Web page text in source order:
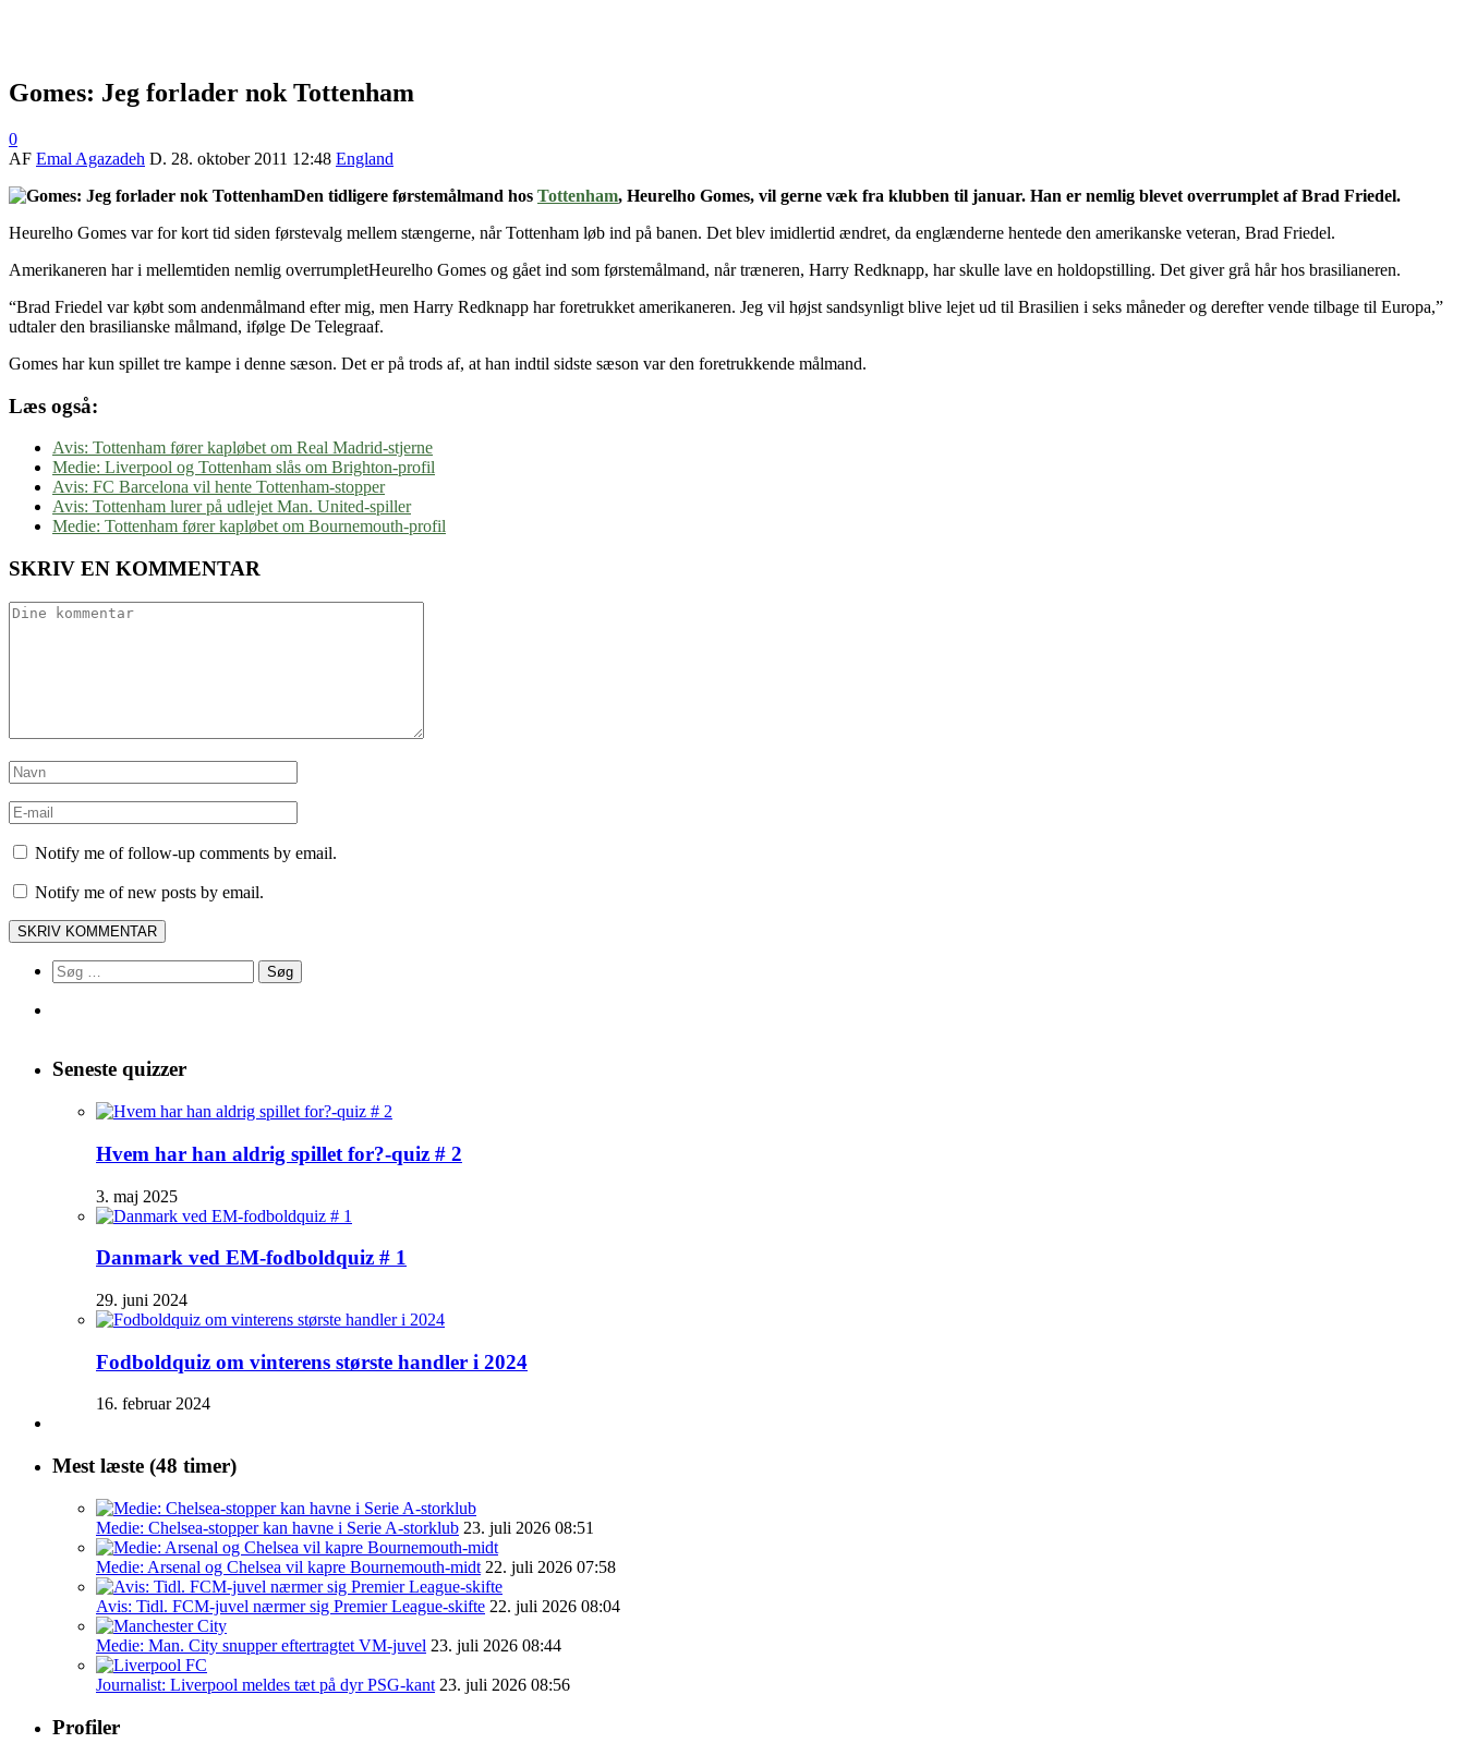
Gomes: Jeg forlader nok Tottenham
0
AF Emal Agazadeh D. 28. oktober 2011 12:48 England
Den tidligere førstemålmand hos Tottenham, Heurelho Gomes, vil gerne væk fra klubben til januar. Han er nemlig blevet overrumplet af Brad Friedel.
Heurelho Gomes var for kort tid siden førstevalg mellem stængerne, når Tottenham løb ind på banen. Det blev imidlertid ændret, da englænderne hentede den amerikanske veteran, Brad Friedel.
Amerikaneren har i mellemtiden nemlig overrumpletHeurelho Gomes og gået ind som førstemålmand, når træneren, Harry Redknapp, har skulle lave en holdopstilling. Det giver grå hår hos brasilianeren.
“Brad Friedel var købt som andenmålmand efter mig, men Harry Redknapp har foretrukket amerikaneren. Jeg vil højst sandsynligt blive lejet ud til Brasilien i seks måneder og derefter vende tilbage til Europa,”
udtaler den brasilianske målmand, ifølge De Telegraaf.
Gomes har kun spillet tre kampe i denne sæson. Det er på trods af, at han indtil sidste sæson var den foretrukkende målmand.
Læs også:
Avis: Tottenham fører kapløbet om Real Madrid-stjerne
Medie: Liverpool og Tottenham slås om Brighton-profil
Avis: FC Barcelona vil hente Tottenham-stopper
Avis: Tottenham lurer på udlejet Man. United-spiller
Medie: Tottenham fører kapløbet om Bournemouth-profil
SKRIV EN KOMMENTAR
Notify me of follow-up comments by email.
Notify me of new posts by email.
Søg
efter:
Seneste quizzer
Hvem har han aldrig spillet for?-quiz # 2
3. maj 2025
Danmark ved EM-fodboldquiz # 1
29. juni 2024
Fodboldquiz om vinterens største handler i 2024
16. februar 2024
Mest læste (48 timer)
Medie: Chelsea-stopper kan havne i Serie A-storklub 23. juli 2026 08:51
Medie: Arsenal og Chelsea vil kapre Bournemouth-midt 22. juli 2026 07:58
Avis: Tidl. FCM-juvel nærmer sig Premier League-skifte 22. juli 2026 08:04
Medie: Man. City snupper eftertragtet VM-juvel 23. juli 2026 08:44
Journalist: Liverpool meldes tæt på dyr PSG-kant 23. juli 2026 08:56
Profiler